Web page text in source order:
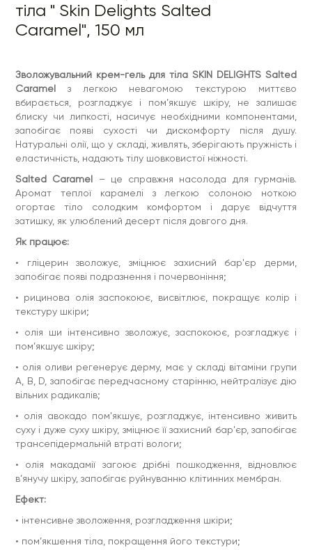
текстуру шкіри;
• олія ши інтенсивно зволожує, заспокоює, розгладжує і
пом’якшує шкіру;
вільних радикалів;
• олія авокадо пом'якшує, розгладжує, інтенсивно живить
суху і дуже суху шкіру, зміцнює її захисний бар'єр, запобігає
трансепідермальній втраті вологи;
• олія макадамії загоює дрібні пошкодження, відновлює
в’янучу шкіру, запобігає руйнуванню клітинних мембран.
Ефект:
• інтенсивне зволоження, розгладження шкіри;
• пом’якшення тіла, покращення його текстури;
• заспокоєння і зміцнення захисних функцій.
Склад:
Oil, Stearic Acid, Glyceryl Stearate, PEG-100 Stearate,
Propylene Glycol, Glycerin, Caprylic / Capric Triglyceride,
Butyrospermum Parkii Butter, Carbomer, Triethanolamine,
Olea Europaea (Olive) Fruit Oil, Persea Gratissima (Avocado)
Оil, Macadamia Integrifolia Seed Oil, Tocopheryl Acetate,
Ethylhexylglycerin, Phenoxyethanol, BHT, Parfum.
Спосіб використання:
масажними рухами. Використовувати за потреби.
Протипоказання:
засобу. Уникати потрапляння в очі. При потраплянні в очі
негайно промити водою, за необхідності звернутися до
лікаря.
Об'єм: 150 мл.
тіла " Skin Delights Salted
Caramel", 150 мл
Зволожувальний крем-гель для тіла SKIN DELIGHTS Salted
Caramel з легкою невагомою текстурою миттєво
вбирається, розгладжує і пом’якшує шкіру, не залишає
блиску чи липкості, насичує необхідними компонентами,
запобігає появі сухості чи дискомфорту після душу.
Натуральні олії, що у складі, живлять, зберігають пружність і
еластичність, надають тілу шовковистої ніжності.
Salted Caramel – це справжня насолода для гурманів.
Аромат теплої карамелі з легкою солоною ноткою
огортає тіло солодким комфортом і дарує відчуття
затишку, як улюблений десерт після довгого дня.
Як працює:
• гліцерин зволожує, зміцнює захисний бар'єр дерми,
запобігає появі подразнення і почервоніння;
• рицинова олія заспокоює, висвітлює, покращує колір і
текстуру шкіри;
• олія ши інтенсивно зволожує, заспокоює, розгладжує і
пом’якшує шкіру;
• олія оливи регенерує дерму, має у складі вітаміни групи
А, В, D, запобігає передчасному старінню, нейтралізує дію
вільних радикалів;
• олія авокадо пом'якшує, розгладжує, інтенсивно живить
суху і дуже суху шкіру, зміцнює її захисний бар'єр, запобігає
трансепідермальній втраті вологи;
• олія макадамії загоює дрібні пошкодження, відновлює
в’янучу шкіру, запобігає руйнуванню клітинних мембран.
Ефект:
• інтенсивне зволоження, розгладження шкіри;
• пом’якшення тіла, покращення його текстури;